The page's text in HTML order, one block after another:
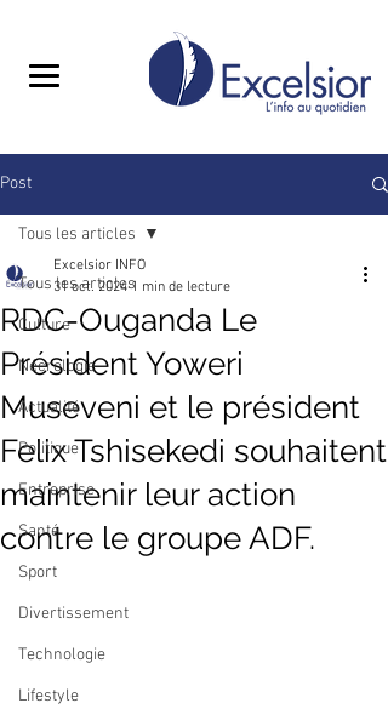
Post
Tous les articles
Culture
Nécrologie
Actualité
Politique
Entreprise
Santé
Sport
Divertissement
Technologie
Lifestyle
Tous les articles
RDC-Ouganda Le
Président Yoweri
Museveni et le président
Felix Tshisekedi souhaitent
maintenir leur action
contre le groupe ADF.
Excelsior INFO
31 oct. 2024 1 min de lecture